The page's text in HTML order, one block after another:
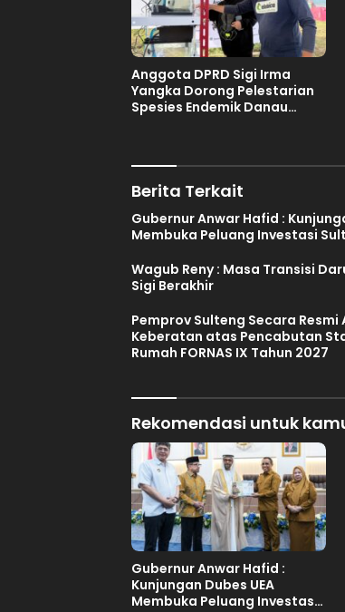
Anggota DPRD Sigi Irma
Yangka Dorong Pelestarian
Spesies Endemik Danau
Berita Terkait
Gubernur Anwar Hafid :
Membuka Peluang Investasi
Wagub Reny : Masa Transisi
Sigi Berakhir
Pemprov Sulteng Secara Resmi
Keberatan atas Pencabutan
Rumah FORNAS IX Tahun 2027
Rekomendasi untuk
Gubernur Anwar Hafid :
Kunjungan Dubes UEA
Membuka Peluang Investasi